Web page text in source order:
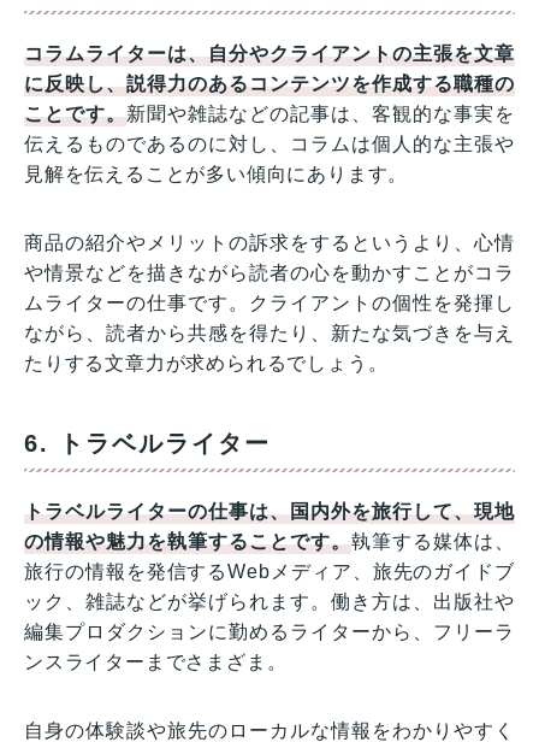
コラムライターは、自分やクライアントの主張を文章
に反映し、説得力のあるコンテンツを作成する職種の
ことです。新聞や雑誌などの記事は、客観的な事実を
伝えるものであるのに対し、コラムは個人的な主張や
見解を伝えることが多い傾向にあります。
商品の紹介やメリットの訴求をするというより、心情
や情景などを描きながら読者の心を動かすことがコラ
ムライターの仕事です。クライアントの個性を発揮し
ながら、読者から共感を得たり、新たな気づきを与え
たりする文章力が求められるでしょう。
6. トラベルライター
トラベルライターの仕事は、国内外を旅行して、現地
の情報や魅力を執筆することです。執筆する媒体は、
旅行の情報を発信するWebメディア、旅先のガイドブ
ック、雑誌などが挙げられます。働き方は、出版社や
編集プロダクションに勤めるライターから、フリーラ
ンスライターまでさまざま。
自身の体験談や旅先のローカルな情報をわかりやすく